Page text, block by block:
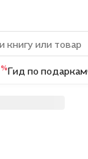
%Гид по подаркам